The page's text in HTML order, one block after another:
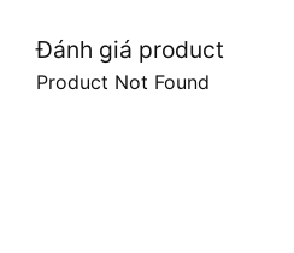
Đánh giá product
Product Not Found